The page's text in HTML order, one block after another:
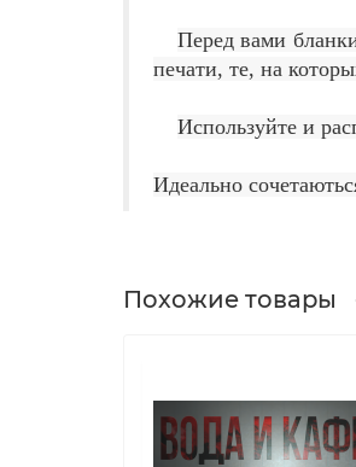
Перед вами
печати, те, на
Используйте и
Идеально
Похожие товары